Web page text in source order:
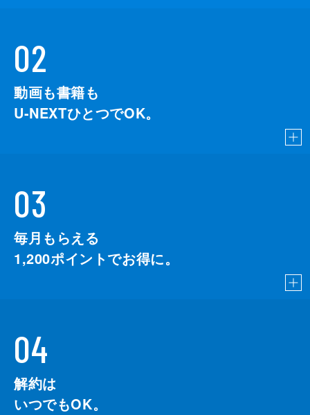
02
動画も書籍も
U-NEXTひとつでOK。
03
毎月もらえる
1,200ポイントでお得に。
04
解約は
いつでもOK。